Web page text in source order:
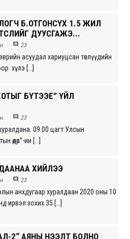
Б.ОТГОНСҮХ 1.5 ЖИЛ
ДУУСГАЖЭ...
 23
асуудал хариуцсан төслүүдийн
хүлэ [...]
БҮТЭЭЕ” ҮЙЛ
 23
09.00 цагт Улсын
өдөр”-ии [...]
ХИЙЛЭЭ
 23
анхдугаар хуралдаан 2020 оны 10
ирвэл зохих 35 [...]
2“ АЯНЫ НЭЭЛТ БОЛНО